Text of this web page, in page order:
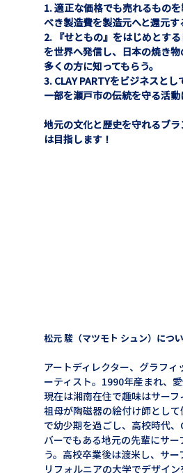
1. 適正な価格でも売れるもの
べき製造費を製造元へと還元す
2. 『せともの』をはじめとす
を世界へ発信し、日本の焼き
多くの方に知ってもらう。
3. CLAY PARTYをビジネスと
一部を瀬戸市の伝統を守る活動
地元の文化と歴史を守れるブラ
は目指します！
松元 駿（マツモト シュン）につ
アートディレクター、グラフ
ーティスト。1990年産まれ、愛
現在は湘南在住で趣味はサーフ
祖母が陶磁器の絵付け師として
で幼少期を過ごし、高校時代、
バーでもある地元の先輩にサー
う。高校卒業後は渡米し、サ
リフォルニアの大学でデザイ